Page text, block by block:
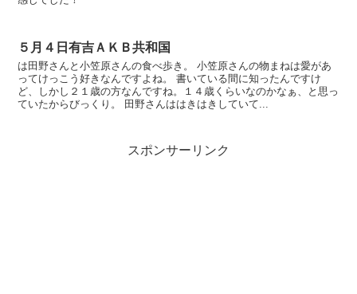
５月４日有吉ＡＫＢ共和国
は田野さんと小笠原さんの食べ歩き。 小笠原さんの物まねは愛があ
ってけっこう好きなんですよね。 書いている間に知ったんですけ
ど、しかし２１歳の方なんですね。１４歳くらいなのかなぁ、と思っ
ていたからびっくり。 田野さんははきはきしていて...
スポンサーリンク